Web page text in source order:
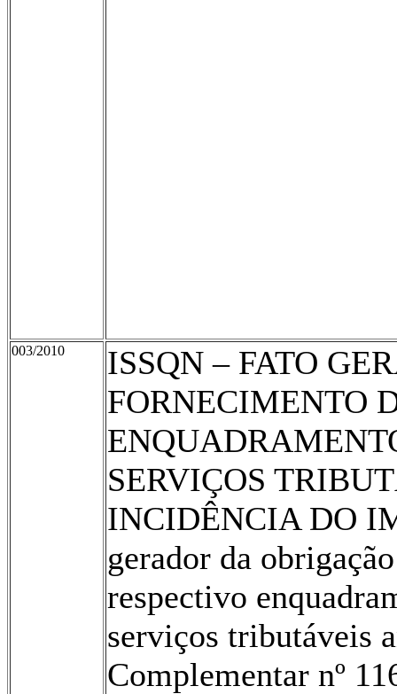
003/2010
ISSQN – FATO
FORNECIMENTO
SERVIÇOS
INCI­DÊNCIA DO
gerador da
respectivo
serviços tributáveis
Complementar nº